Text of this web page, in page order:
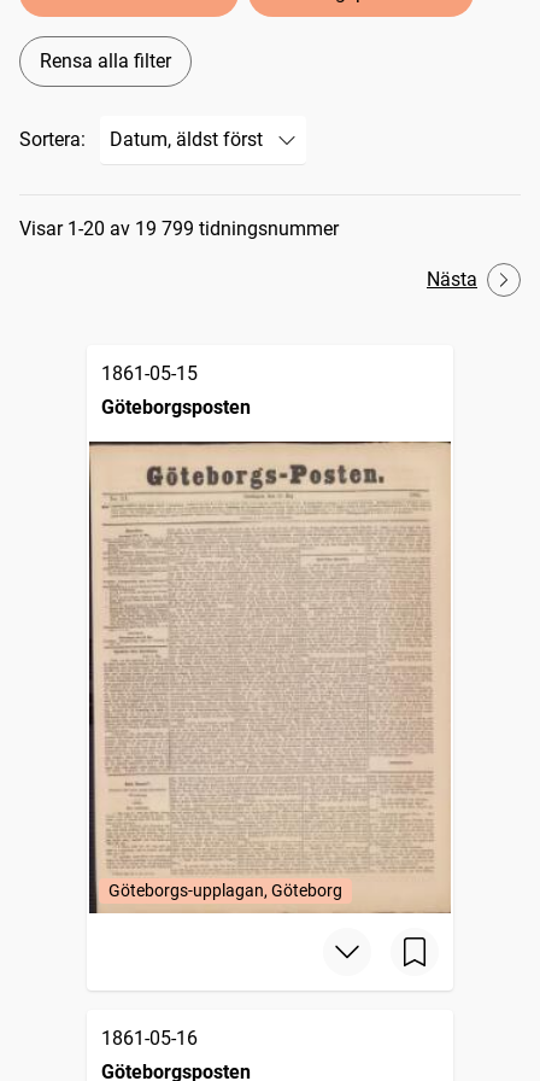
Rensa alla filter
Sortera:
Sökresultat
Visar 1-20 av 19 799 tidningsnummer
Nästa
1861-05-15
Göteborgsposten
Göteborgs-upplagan, Göteborg
1861-05-16
Göteborgsposten